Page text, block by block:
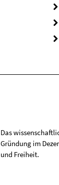
Das
Gründung im
und Freiheit.